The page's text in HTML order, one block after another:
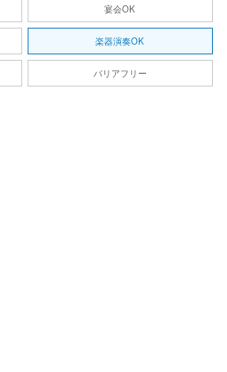
宴会OK
楽器演奏OK
バリアフリー